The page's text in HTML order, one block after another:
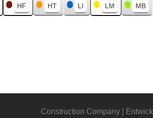
HF HT LI LM MB
Construction Company |